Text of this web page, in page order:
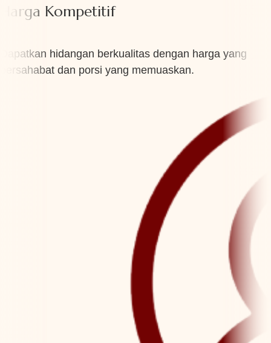
Harga Kompetitif
Dapatkan hidangan berkualitas dengan harga yang
bersahabat dan porsi yang memuaskan.